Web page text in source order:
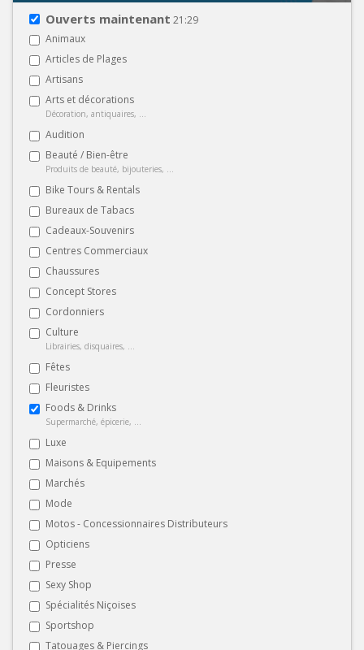
Ouverts maintenant 21:29
Animaux
Articles de Plages
Artisans
Arts et décorations
Décoration, antiquaires, ...
Audition
Beauté / Bien-être
Produits de beauté, bijouteries, ...
Bike Tours & Rentals
Bureaux de Tabacs
Cadeaux-Souvenirs
Centres Commerciaux
Chaussures
Concept Stores
Cordonniers
Culture
Librairies, disquaires, ...
Fêtes
Fleuristes
Foods & Drinks
Supermarché, épicerie, ...
Luxe
Maisons & Equipements
Marchés
Mode
Motos - Concessionnaires Distributeurs
Opticiens
Presse
Sexy Shop
Spécialités Niçoises
Sportshop
Tatouages & Piercings